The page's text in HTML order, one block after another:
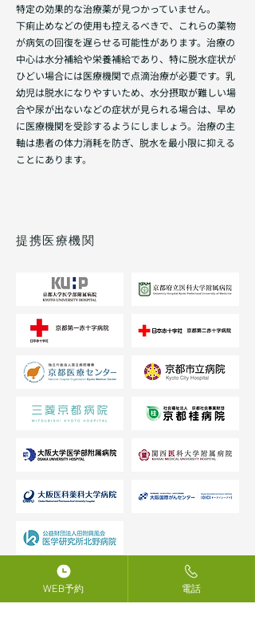
特定の効果的な治療薬が見つかっていません。
下痢止めなどの使用も控えるべきで、これらの薬物
が病気の回復を遅らせる可能性があります。治療の
中心は水分補給や栄養補給であり、特に脱水症状が
ひどい場合には医療機関で点滴治療が必要です。乳
幼児は脱水になりやすいため、水分摂取が難しい場
合や尿が出ないなどの症状が見られる場合は、早め
に医療機関を受診するようにしましょう。治療の主
軸は患者の体力消耗を防ぎ、脱水を最小限に抑える
ことにあります。
提携医療機関
WEB予約 電話